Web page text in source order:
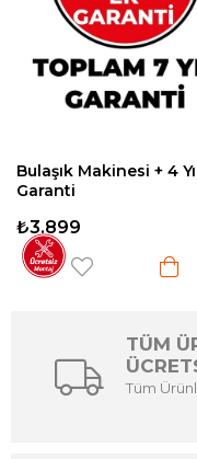
+ 4 Yıl Ek
TÜM
Tüm